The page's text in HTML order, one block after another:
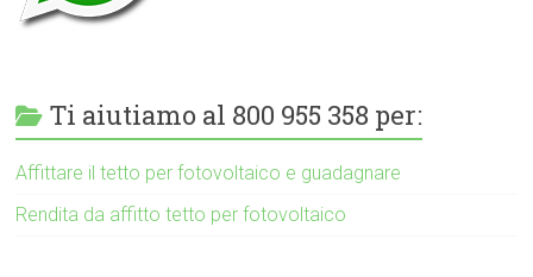
Ti aiutiamo al 800 955 358 per:
Affittare il tetto per fotovoltaico e guadagnare
Rendita da affitto tetto per fotovoltaico